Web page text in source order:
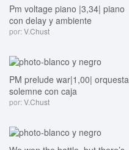
Pm voltage piano |3,34| piano
con delay y ambiente
por:V.Chust
PM prelude war|1,00| orquesta
solemne con caja
por:V.Chust